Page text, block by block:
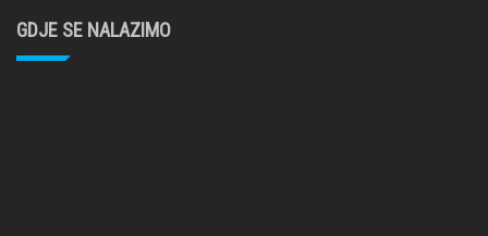
GDJE SE NALAZIMO